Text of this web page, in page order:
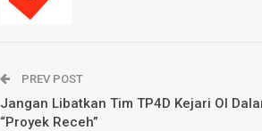
PREV POST
Jangan Libatkan Tim TP4D Kejari OI
“Proyek Receh”